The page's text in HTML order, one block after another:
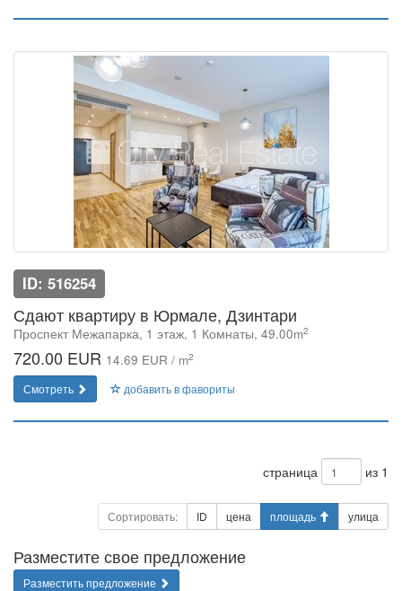
ID: 516254
Сдают квартиру в Юрмале, Дзинтари
Проспект Межапарка, 1 этаж, 1 Комнаты, 49.00m2
720.00 EUR 14.69 EUR / m2
Смотреть добавить в фавориты
страница из 1
Сортировать: ID цена площадь улица
Разместите свое предложение
Разместить предложение